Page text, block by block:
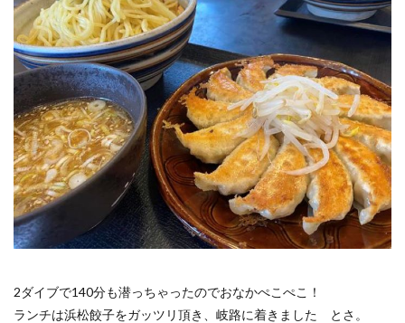
2ダイブで140分も潜っちゃったのでおなかぺこぺこ！
ランチは浜松餃子をガッツリ頂き、岐路に着きました とさ。